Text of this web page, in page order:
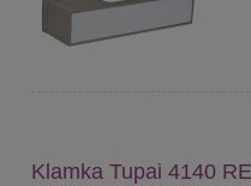
Klamka Tupai 4140